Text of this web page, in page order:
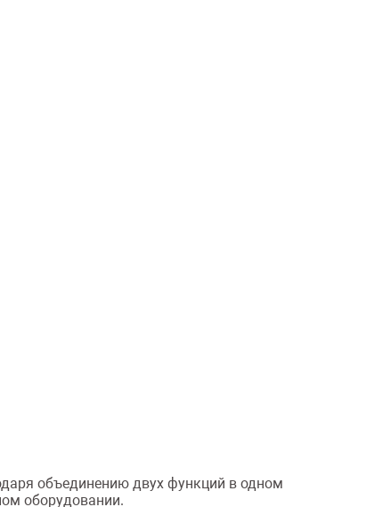
объединению двух функций в одном
оборудовании.